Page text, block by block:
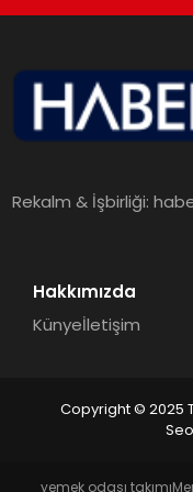
MAGAZIN
EGITIM
YAŞAM
Rekalm & İşbirliği:
Hakkımızda
Künyeİletişim
Copyright © 2025
yemek odası takımı